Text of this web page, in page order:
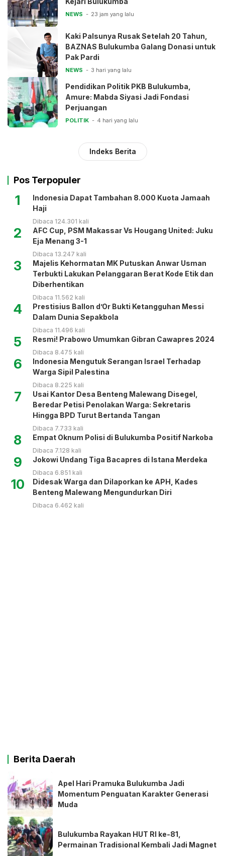
NEWS 23 jam yang lalu
Kaki Palsunya Rusak Setelah 20 Tahun,
BAZNAS Bulukumba Galang Donasi untuk
Pak Pardi
NEWS 3 hari yang lalu
Pendidikan Politik PKB Bulukumba,
Amure: Mabda Siyasi Jadi Fondasi
Perjuangan
POLITIK 4 hari yang lalu
Indeks Berita
Pos Terpopuler
1
Indonesia Dapat Tambahan 8.000 Kuota Jamaah
Haji
Dibaca 124.301 kali
2
AFC Cup, PSM Makassar Vs Hougang United: Juku
Eja Menang 3-1
Dibaca 13.247 kali
3
Majelis Kehormatan MK Putuskan Anwar Usman
Terbukti Lakukan Pelanggaran Berat Kode Etik dan
Diberhentikan
Dibaca 11.562 kali
4
Prestisius Ballon d’Or Bukti Ketangguhan Messi
Dalam Dunia Sepakbola
Dibaca 11.496 kali
5 Resmi! Prabowo Umumkan Gibran Cawapres 2024
Dibaca 8.475 kali
6
Indonesia Mengutuk Serangan Israel Terhadap
Warga Sipil Palestina
Dibaca 8.225 kali
7
Usai Kantor Desa Benteng Malewang Disegel,
Beredar Petisi Penolakan Warga: Sekretaris
Hingga BPD Turut Bertanda Tangan
Dibaca 7.733 kali
8 Empat Oknum Polisi di Bulukumba Positif Narkoba
Dibaca 7.128 kali
9 Jokowi Undang Tiga Bacapres di Istana Merdeka
Dibaca 6.851 kali
10
Didesak Warga dan Dilaporkan ke APH, Kades
Benteng Malewang Mengundurkan Diri
Dibaca 6.462 kali
Berita Daerah
Apel Hari Pramuka Bulukumba Jadi
Momentum Penguatan Karakter Generasi
Muda
Bulukumba Rayakan HUT RI ke-81,
Permainan Tradisional Kembali Jadi Magnet